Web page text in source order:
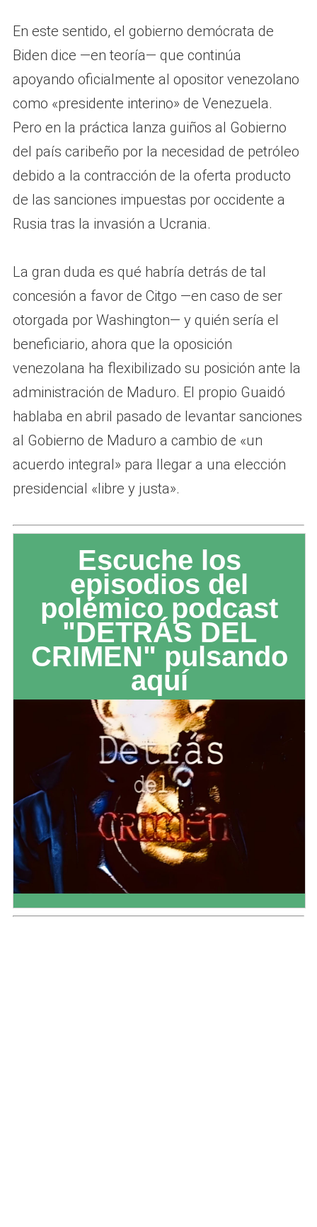
En este sentido, el gobierno demócrata de
Biden dice —en teoría— que continúa
apoyando oficialmente al opositor venezolano
como «presidente interino» de Venezuela.
Pero en la práctica lanza guiños al Gobierno
del país caribeño por la necesidad de petróleo
debido a la contracción de la oferta producto
de las sanciones impuestas por occidente a
Rusia tras la invasión a Ucrania.
La gran duda es qué habría detrás de tal
concesión a favor de Citgo —en caso de ser
otorgada por Washington— y quién sería el
beneficiario, ahora que la oposición
venezolana ha flexibilizado su posición ante la
administración de Maduro. El propio Guaidó
hablaba en abril pasado de levantar sanciones
al Gobierno de Maduro a cambio de «un
acuerdo integral» para llegar a una elección
presidencial «libre y justa».
Escuche los
episodios del
polémico podcast
"DETRÁS DEL
CRIMEN" pulsando
aquí